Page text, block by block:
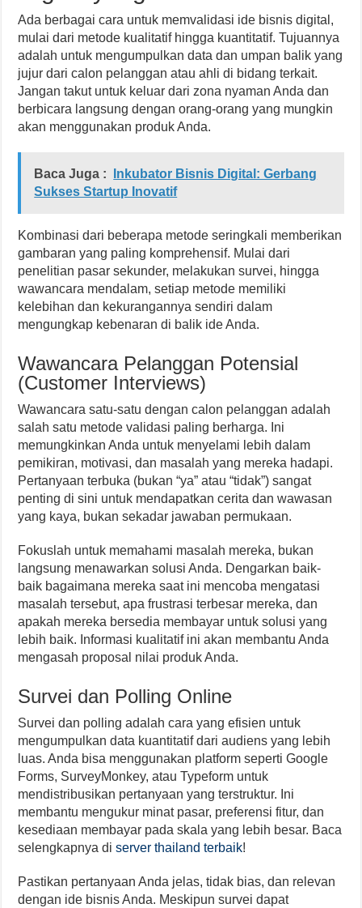
Ada berbagai cara untuk memvalidasi ide bisnis digital,
mulai dari metode kualitatif hingga kuantitatif. Tujuannya
adalah untuk mengumpulkan data dan umpan balik yang
jujur dari calon pelanggan atau ahli di bidang terkait.
Jangan takut untuk keluar dari zona nyaman Anda dan
berbicara langsung dengan orang-orang yang mungkin
akan menggunakan produk Anda.
Baca Juga :
Inkubator Bisnis Digital: Gerbang
Sukses Startup Inovatif
Kombinasi dari beberapa metode seringkali memberikan
gambaran yang paling komprehensif. Mulai dari
penelitian pasar sekunder, melakukan survei, hingga
wawancara mendalam, setiap metode memiliki
kelebihan dan kekurangannya sendiri dalam
mengungkap kebenaran di balik ide Anda.
Wawancara Pelanggan Potensial
(Customer Interviews)
Wawancara satu-satu dengan calon pelanggan adalah
salah satu metode validasi paling berharga. Ini
memungkinkan Anda untuk menyelami lebih dalam
pemikiran, motivasi, dan masalah yang mereka hadapi.
Pertanyaan terbuka (bukan “ya” atau “tidak”) sangat
penting di sini untuk mendapatkan cerita dan wawasan
yang kaya, bukan sekadar jawaban permukaan.
Fokuslah untuk memahami masalah mereka, bukan
langsung menawarkan solusi Anda. Dengarkan baik-
baik bagaimana mereka saat ini mencoba mengatasi
masalah tersebut, apa frustrasi terbesar mereka, dan
apakah mereka bersedia membayar untuk solusi yang
lebih baik. Informasi kualitatif ini akan membantu Anda
mengasah proposal nilai produk Anda.
Survei dan Polling Online
Survei dan polling adalah cara yang efisien untuk
mengumpulkan data kuantitatif dari audiens yang lebih
luas. Anda bisa menggunakan platform seperti Google
Forms, SurveyMonkey, atau Typeform untuk
mendistribusikan pertanyaan yang terstruktur. Ini
membantu mengukur minat pasar, preferensi fitur, dan
kesediaan membayar pada skala yang lebih besar. Baca
selengkapnya diserver thailand terbaik!
Pastikan pertanyaan Anda jelas, tidak bias, dan relevan
dengan ide bisnis Anda. Meskipun survei dapat